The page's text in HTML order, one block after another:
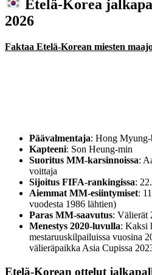
Etelä-Korea
2026
Faktaa Etelä-Korean miesten
Päävalmentaja: Hong
Kapteeni: Son Heung-min
Suoritus MM-karsinnoissa:
voittaja
Sijoitus FIFA-rankingissa:
Aiemmat MM-esiintymiset:
vuodesta 1986 lähtien)
Paras MM-saavutus: Välierät
Menestys 2020-luvulla: Kaksi
mestaruuskilpailuissa vuosina
välieräpaikka Asia Cupissa
Etelä-Korean ottelut